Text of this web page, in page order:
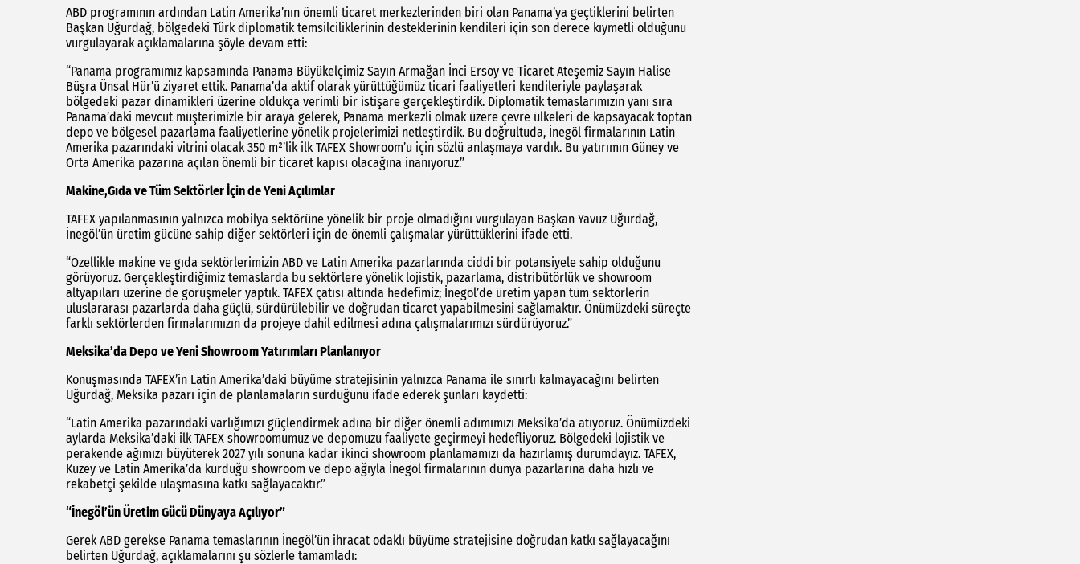
ABD programının ardından Latin Amerika’nın önemli ticaret merkezlerinden biri olan Panama’ya geçtiklerini belirten
Başkan Uğurdağ, bölgedeki Türk diplomatik temsilciliklerinin desteklerinin kendileri için son derece kıymetli olduğunu
vurgulayarak açıklamalarına şöyle devam etti:
“Panama programımız kapsamında Panama Büyükelçimiz Sayın Armağan İnci Ersoy ve Ticaret Ateşemiz Sayın Halise
Büşra Ünsal Hür’ü ziyaret ettik. Panama’da aktif olarak yürüttüğümüz ticari faaliyetleri kendileriyle paylaşarak
bölgedeki pazar dinamikleri üzerine oldukça verimli bir istişare gerçekleştirdik. Diplomatik temaslarımızın yanı sıra
Panama’daki mevcut müşterimizle bir araya gelerek, Panama merkezli olmak üzere çevre ülkeleri de kapsayacak toptan
depo ve bölgesel pazarlama faaliyetlerine yönelik projelerimizi netleştirdik. Bu doğrultuda, İnegöl firmalarının Latin
Amerika pazarındaki vitrini olacak 350 m²’lik ilk TAFEX Showroom’u için sözlü anlaşmaya vardık. Bu yatırımın Güney ve
Orta Amerika pazarına açılan önemli bir ticaret kapısı olacağına inanıyoruz.”
Makine,Gıda ve Tüm Sektörler İçin de Yeni Açılımlar
TAFEX yapılanmasının yalnızca mobilya sektörüne yönelik bir proje olmadığını vurgulayan Başkan Yavuz Uğurdağ,
İnegöl’ün üretim gücüne sahip diğer sektörleri için de önemli çalışmalar yürüttüklerini ifade etti.
“Özellikle makine ve gıda sektörlerimizin ABD ve Latin Amerika pazarlarında ciddi bir potansiyele sahip olduğunu
görüyoruz. Gerçekleştirdiğimiz temaslarda bu sektörlere yönelik lojistik, pazarlama, distribütörlük ve showroom
altyapıları üzerine de görüşmeler yaptık. TAFEX çatısı altında hedefimiz; İnegöl’de üretim yapan tüm sektörlerin
uluslararası pazarlarda daha güçlü, sürdürülebilir ve doğrudan ticaret yapabilmesini sağlamaktır. Önümüzdeki süreçte
farklı sektörlerden firmalarımızın da projeye dahil edilmesi adına çalışmalarımızı sürdürüyoruz.”
Meksika’da Depo ve Yeni Showroom Yatırımları Planlanıyor
Konuşmasında TAFEX’in Latin Amerika’daki büyüme stratejisinin yalnızca Panama ile sınırlı kalmayacağını belirten
Uğurdağ, Meksika pazarı için de planlamaların sürdüğünü ifade ederek şunları kaydetti:
“Latin Amerika pazarındaki varlığımızı güçlendirmek adına bir diğer önemli adımımızı Meksika’da atıyoruz. Önümüzdeki
aylarda Meksika’daki ilk TAFEX showroomumuz ve depomuzu faaliyete geçirmeyi hedefliyoruz. Bölgedeki lojistik ve
perakende ağımızı büyüterek 2027 yılı sonuna kadar ikinci showroom planlamamızı da hazırlamış durumdayız. TAFEX,
Kuzey ve Latin Amerika’da kurduğu showroom ve depo ağıyla İnegöl firmalarının dünya pazarlarına daha hızlı ve
rekabetçi şekilde ulaşmasına katkı sağlayacaktır.”
“İnegöl’ün Üretim Gücü Dünyaya Açılıyor”
Gerek ABD gerekse Panama temaslarının İnegöl’ün ihracat odaklı büyüme stratejisine doğrudan katkı sağlayacağını
belirten Uğurdağ, açıklamalarını şu sözlerle tamamladı: